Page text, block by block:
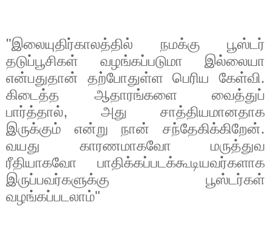
"இலையுதிர்காலத்தில் நமக்கு பூஸ்டர்
தடுப்பூசிகள் வழங்கப்படுமா இல்லையா
என்பதுதான் தற்போதுள்ள பெரிய கேள்வி.
கிடைத்த ஆதாரங்களை வைத்துப்
பார்த்தால், அது சாத்தியமானதாக
இருக்கும் என்று நான் சந்தேகிக்கிறேன்.
வயது காரணமாகவோ மருத்துவ
ரீதியாகவோ பாதிக்கப்படக்கூடியவர்களாக
இருப்பவர்களுக்கு பூஸ்டர்கள்
வழங்கப்படலாம்"